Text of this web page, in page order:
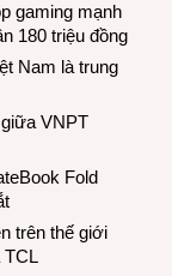
gaming mạnh
180 triệu đồng
Nam là trung
VNPT
Fold
trên thế giới
TCL